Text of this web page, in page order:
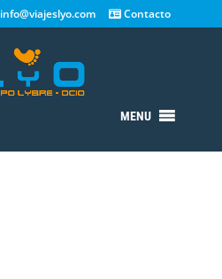
info@viajeslyo.com Contacto
MENU